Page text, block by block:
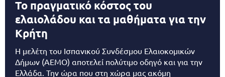
Το πραγματικό κόστος του
ελαιολάδου και τα μαθήματα για την
Κρήτη
Η μελέτη του Ισπανικού Συνδέσμου Ελαιοκομικών
Δήμων (AEMO) αποτελεί πολύτιμο οδηγό και για την
Ελλάδα. Την ώρα που στη χώρα μας ακόμη